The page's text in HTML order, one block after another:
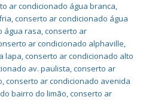
ar condicionado água branca,
,conserto ar condicionado água
água rasa,conserto ar
ar condicionado alphaville,
lapa,conserto ar condicionado alto
av. paulista,conserto ar
,conserto ar condicionado avenida
bairro do limão,conserto ar